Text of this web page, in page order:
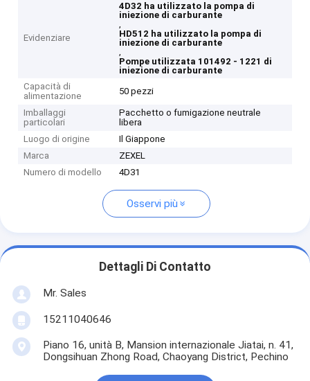
Evidenziare
4D32 ha utilizzato la pompa di
iniezione di carburante
,
HD512 ha utilizzato la pompa di
iniezione di carburante
,
Pompe utilizzata 101492 - 1221 di
iniezione di carburante
Capacità di
alimentazione
50 pezzi
Imballaggi
particolari
Pacchetto o fumigazione neutrale
libera
Luogo di origine
Il Giappone
Marca
ZEXEL
Numero di modello
4D31
Osservi più
Dettagli Di Contatto
Mr. Sales
15211040646
Piano 16, unità B, Mansion internazionale Jiatai, n. 41,
Dongsihuan Zhong Road, Chaoyang District, Pechino